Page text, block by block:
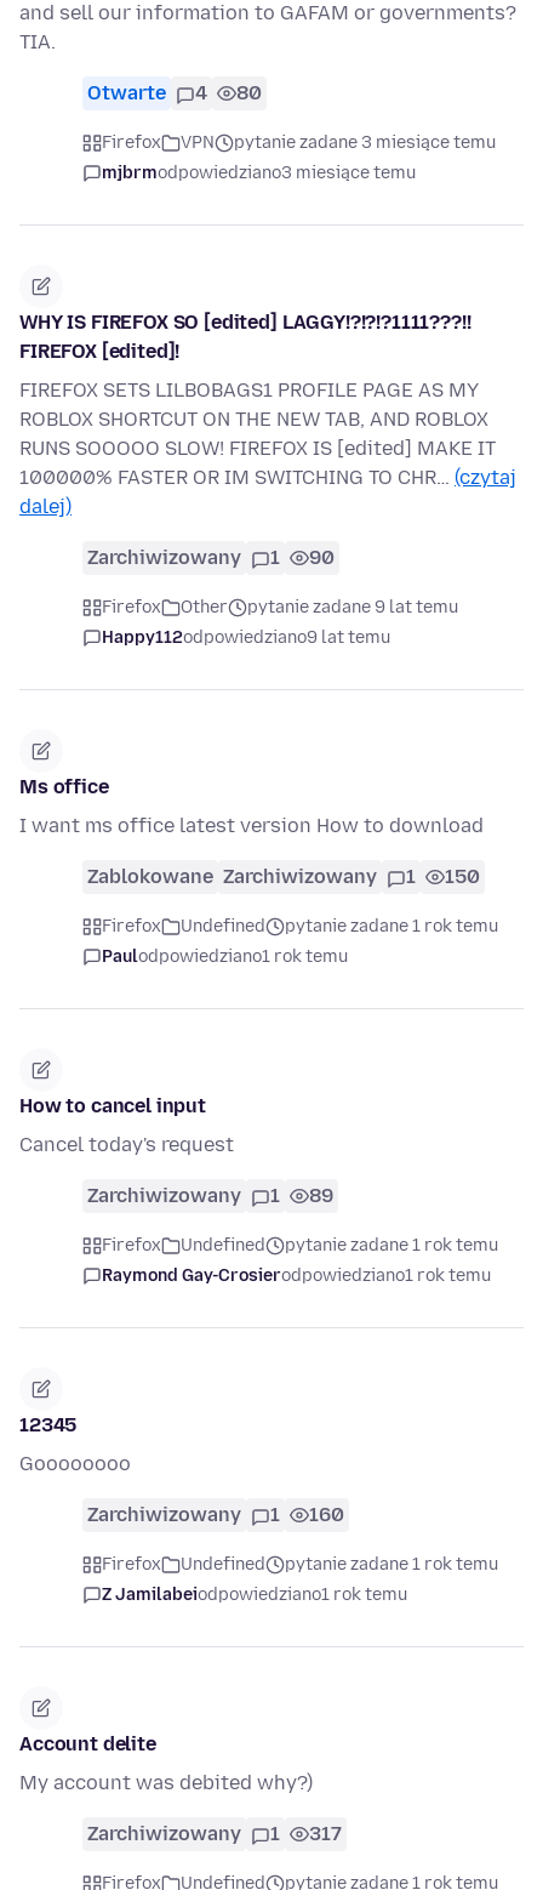
and sell our information to GAFAM or governments?
TIA.
Otwarte 4 80
Firefox VPN
pytanie zadane 3 miesiące temu
mjbrmodpowiedziano3 miesiące temu
WHY IS FIREFOX SO [edited] LAGGY!?!?!?1111???!!
FIREFOX [edited]!
FIREFOX SETS LILBOBAGS1 PROFILE PAGE AS MY
ROBLOX SHORTCUT ON THE NEW TAB, AND ROBLOX
RUNS SOOOOO SLOW! FIREFOX IS [edited] MAKE IT
100000% FASTER OR IM SWITCHING TO CHR… (czytaj
dalej)
Zarchiwizowany 1 90
Firefox Other
pytanie zadane 9 lat temu
Happy112odpowiedziano9 lat temu
Ms office
I want ms office latest version How to download
Zablokowane Zarchiwizowany 1 150
Firefox Undefined
pytanie zadane 1 rok temu
Paulodpowiedziano1 rok temu
How to cancel input
Cancel today's request
Zarchiwizowany 1 89
Firefox Undefined
pytanie zadane 1 rok temu
Raymond Gay-Crosierodpowiedziano1 rok temu
12345
Goooooooo
Zarchiwizowany 1 160
Firefox Undefined
pytanie zadane 1 rok temu
Z Jamilabeiodpowiedziano1 rok temu
Account delite
My account was debited why?)
Zarchiwizowany 1 317
Firefox Undefined pytanie zadane 1 rok temu